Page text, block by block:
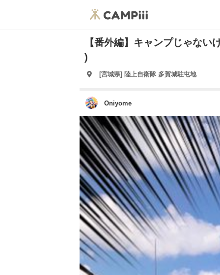
【番外編】キャンプじゃな
)ゞ
[宮城県] 陸上自衛隊 多賀城駐屯地
Oniyome